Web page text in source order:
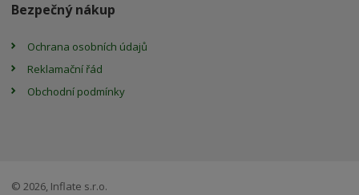
Bezpečný nákup
Ochrana osobních údajů
Reklamační řád
Obchodní podmínky
© 2026, Inflate s.r.o.